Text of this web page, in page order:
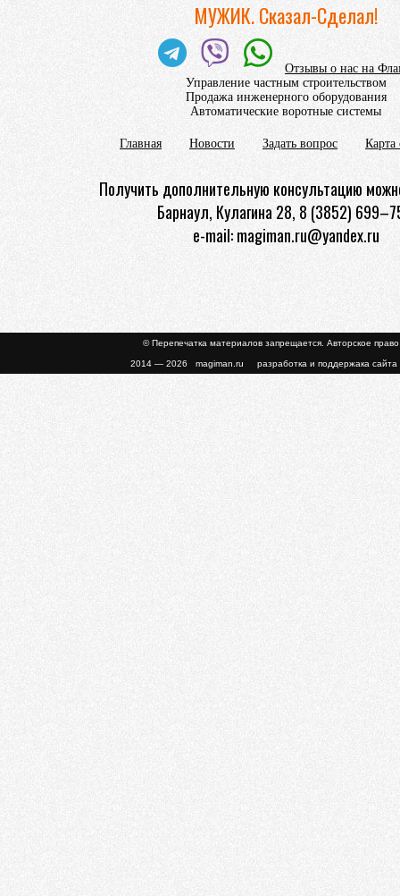
МУЖИК. Сказал-Сделал!
Отзывы о нас на
Управление частным строительством
Продажа инженерного оборудования
Автоматические воротные системы
Главная Новости Задать вопрос Карта
Получить дополнительную консультацию
Барнаул, Кулагина 28, 8 (3852)
e-mail: magiman.ru@yandex.ru
© Перепечатка материалов запрещается. Авторское
2014 — 2026 magiman.ru разработка и поддержака сайта